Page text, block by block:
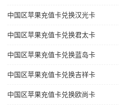
中国区苹果充值卡兑换汉光卡
中国区苹果充值卡兑换君太卡
中国区苹果充值卡兑换蓝岛卡
中国区苹果充值卡兑换吉祥卡
中国区苹果充值卡兑换欧尚卡